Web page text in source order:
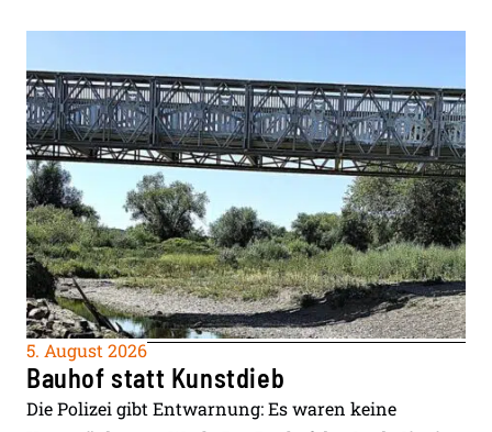
5. August 2026
Bauhof statt Kunstdieb
Die Polizei gibt Entwarnung: Es waren keine